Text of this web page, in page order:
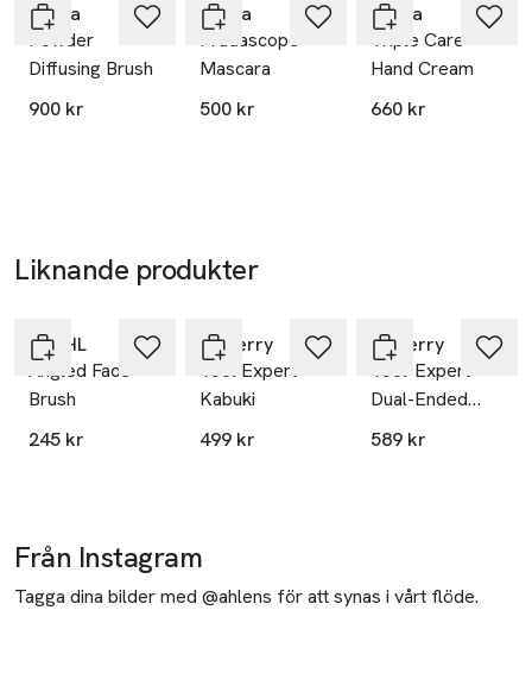
France
E-post
kontakt@loreal.com
Mobilnummer
Prada
Powder
Diffusing Brush
900 kr
Prada
Pradascope
Mascara
500 kr
Prada
Triple Care
Hand Cream
660 kr
Liknande produkter
DASHL
Angled Face
Brush
245 kr
By Terry
Tool Expert
Kabuki
499 kr
By Terry
Tool-Expert
Dual-Ended
Liquid &
589 kr
Från Instagram
Tagga dina bilder med @ahlens för att synas i vårt flöde.